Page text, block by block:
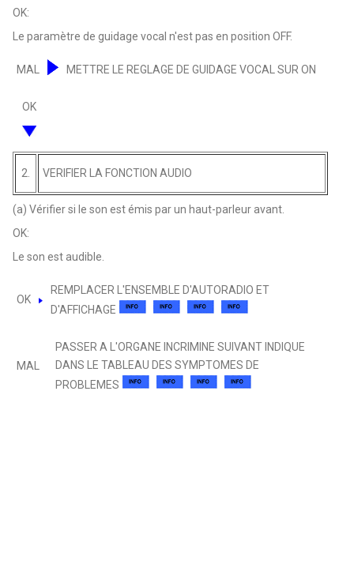
OK:
Le paramètre de guidage vocal n'est pas en position OFF.
MAL METTRE LE REGLAGE DE GUIDAGE VOCAL SUR ON
OK
2. VERIFIER LA FONCTION AUDIO
(a) Vérifier si le son est émis par un haut-parleur avant.
OK:
Le son est audible.
OK
REMPLACER L'ENSEMBLE D'AUTORADIO ET
D'AFFICHAGE
MAL
PASSER A L'ORGANE INCRIMINE SUIVANT INDIQUE
DANS LE TABLEAU DES SYMPTOMES DE
PROBLEMES